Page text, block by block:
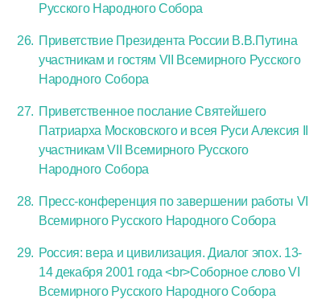
Русского Народного Собора
Приветствие Президента России В.В.Путина
участникам и гостям VII Всемирного Русского
Народного Собора
Приветственное послание Святейшего
Патриарха Московского и всея Руси Алексия II
участникам VII Всемирного Русского
Народного Собора
Пресс-конференция по завершении работы VI
Всемирного Русского Народного Собора
Россия: вера и цивилизация. Диалог эпох. 13-
14 декабря 2001 года <br>Соборное слово VI
Всемирного Русского Народного Собора